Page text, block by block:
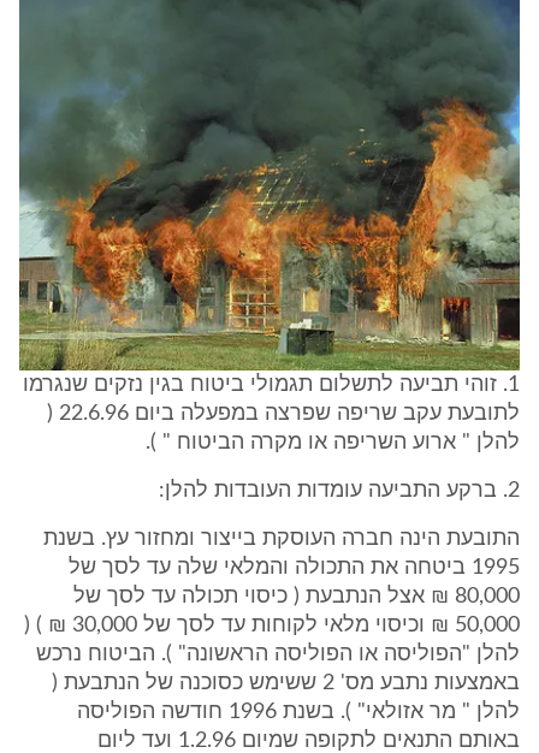
1. זוהי תביעה לתשלום תגמולי ביטוח בגין נזקים שנגרמו
לתובעת עקב שריפה שפרצה במפעלה ביום 22.6.96 (
להלן " ארוע השריפה או מקרה הביטוח " ).
2. ברקע התביעה עומדות העובדות להלן:
התובעת הינה חברה העוסקת בייצור ומחזור עץ. בשנת
1995 ביטחה את התכולה והמלאי שלה עד לסך של
80,000 ₪ אצל הנתבעת ( כיסוי תכולה עד לסך של
50,000 ₪ וכיסוי מלאי לקוחות עד לסך של 30,000 ₪ ) (
להלן "הפוליסה או הפוליסה הראשונה" ). הביטוח נרכש
באמצעות נתבע מס' 2 ששימש כסוכנה של הנתבעת (
להלן " מר אזולאי" ). בשנת 1996 חודשה הפוליסה
באותם התנאים לתקופה שמיום 1.2.96 ועד ליום